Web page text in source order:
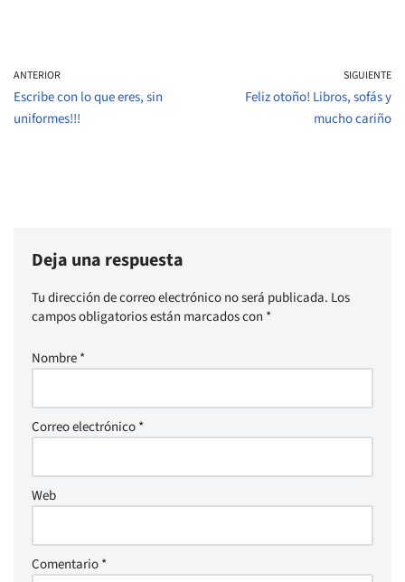
ANTERIOR
Escribe con lo que eres, sin
uniformes!!!
SIGUIENTE
Feliz otoño! Libros, sofás y
mucho cariño
Deja una respuesta
Tu dirección de correo electrónico no será publicada. Los
campos obligatorios están marcados con *
Nombre*
Correo electrónico*
Web
Comentario*